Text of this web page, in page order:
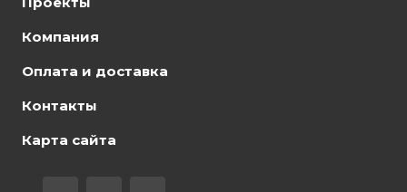
Компания
Оплата и доставка
Контакты
Карта сайта